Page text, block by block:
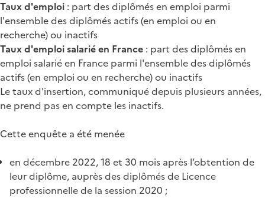
Taux d'emploi : part des diplômés en emploi parmi
l'ensemble des diplômés actifs (en emploi ou en
recherche) ou inactifs
Taux d'emploi salarié en France : part des diplômés en
emploi salarié en France parmi l'ensemble des diplômés
actifs (en emploi ou en recherche) ou inactifs
Le taux d'insertion, communiqué depuis plusieurs années,
ne prend pas en compte les inactifs.
Cette enquête a été menée
en décembre 2022, 18 et 30 mois après l’obtention de
leur diplôme, auprès des diplômés de Licence
professionnelle de la session 2020 ;